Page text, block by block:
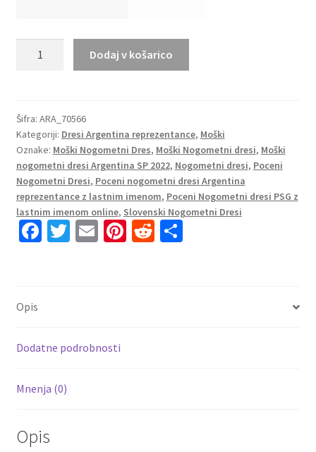
Domači
SP
2022
Kratek
Rokav
Dres
Nogometne
Reprezentacije
Dodaj v košarico
Šifra: ARA_70566
Kategoriji: Dresi Argentina reprezentance, Moški
Oznake: Moški Nogometni Dres, Moški Nogometni dresi, Moški
nogometni dresi Argentina SP 2022, Nogometni dresi, Poceni
Nogometni Dresi, Poceni nogometni dresi Argentina
reprezentance z lastnim imenom, Poceni Nogometni dresi PSG z
lastnim imenom online, Slovenski Nogometni Dresi
Fa
k
T E Pi R S
Opis
Dodatne podrobnosti
Mnenja (0)
Opis